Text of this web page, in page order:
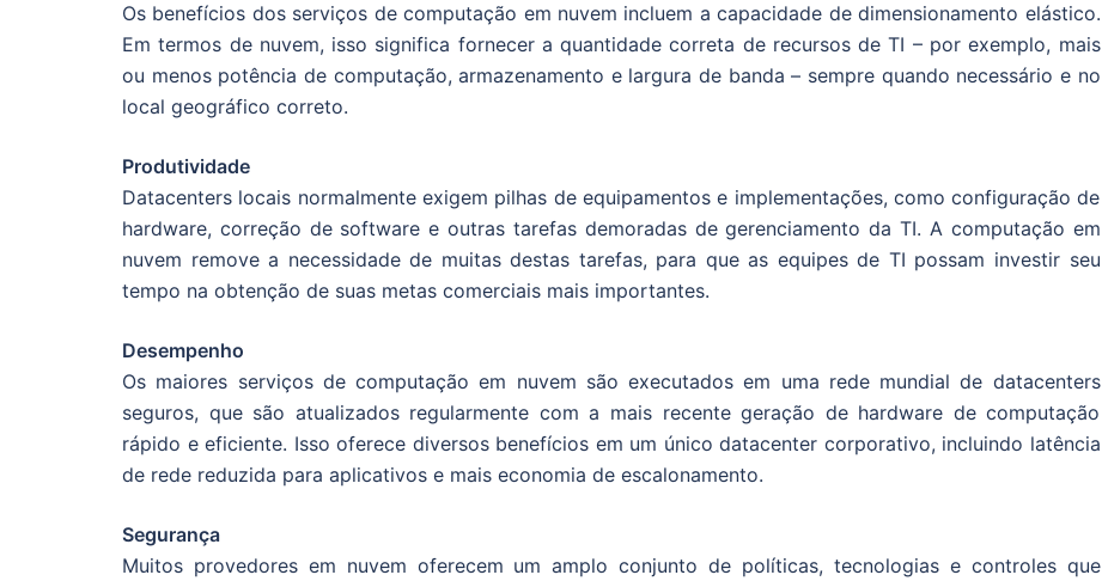
Os benefícios dos serviços de computação em nuvem incluem a capacidade de dimensionamento elástico.
Em termos de nuvem, isso significa fornecer a quantidade correta de recursos de TI – por exemplo, mais
ou menos potência de computação, armazenamento e largura de banda – sempre quando necessário e no
local geográfico correto.
Produtividade
Datacenters locais normalmente exigem pilhas de equipamentos e implementações, como configuração de
hardware, correção de software e outras tarefas demoradas de gerenciamento da TI. A computação em
nuvem remove a necessidade de muitas destas tarefas, para que as equipes de TI possam investir seu
tempo na obtenção de suas metas comerciais mais importantes.
Desempenho
Os maiores serviços de computação em nuvem são executados em uma rede mundial de datacenters
seguros, que são atualizados regularmente com a mais recente geração de hardware de computação
rápido e eficiente. Isso oferece diversos benefícios em um único datacenter corporativo, incluindo latência
de rede reduzida para aplicativos e mais economia de escalonamento.
Segurança
Muitos provedores em nuvem oferecem um amplo conjunto de políticas, tecnologias e controles que